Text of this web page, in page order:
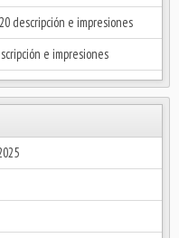
descripción e impresiones
e impresiones